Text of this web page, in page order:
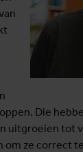
Die
uitgroeien tot
om ze correct